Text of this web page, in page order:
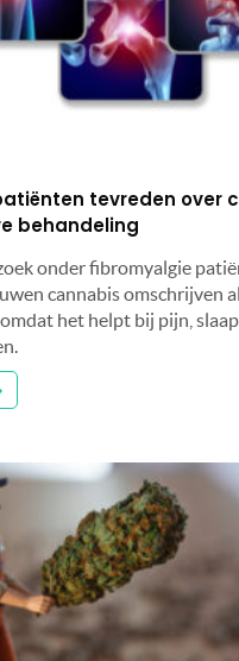
tevreden over
behandeling
onder fibromyalgie
cannabis omschrijven
het helpt bij pijn,